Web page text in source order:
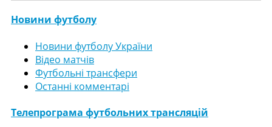
Новини футболу
Новини футболу України
Відео матчів
Футбольні трансфери
Останні комментарі
Телепрограма футбольних трансляцій